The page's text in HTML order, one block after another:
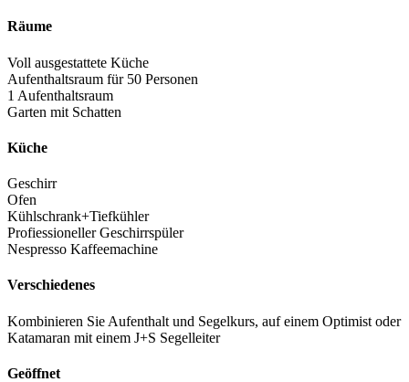
Räume
Voll ausgestattete Küche
Aufenthaltsraum für 50 Personen
1 Aufenthaltsraum
Garten mit Schatten
Küche
Geschirr
Ofen
Kühlschrank+Tiefkühler
Profiessioneller Geschirrspüler
Nespresso Kaffeemachine
Verschiedenes
Kombinieren Sie Aufenthalt und Segelkurs, auf einem Optimist oder
Katamaran mit einem J+S Segelleiter
Geöffnet